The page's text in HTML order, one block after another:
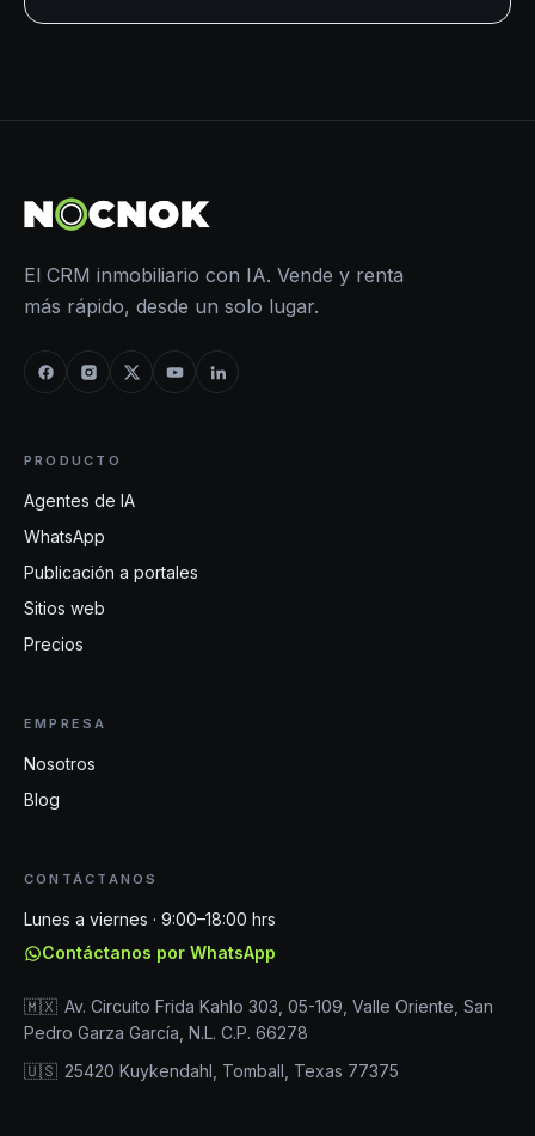
El CRM inmobiliario con IA. Vende y renta
más rápido, desde un solo lugar.
PRODUCTO
Agentes de IA
WhatsApp
Publicación a portales
Sitios web
Precios
EMPRESA
Nosotros
Blog
CONTÁCTANOS
Lunes a viernes · 9:00–18:00 hrs
Contáctanos por WhatsApp
🇲🇽 Av. Circuito Frida Kahlo 303, 05-109, Valle Oriente, San
Pedro Garza García, N.L. C.P. 66278
🇺🇸 25420 Kuykendahl, Tomball, Texas 77375